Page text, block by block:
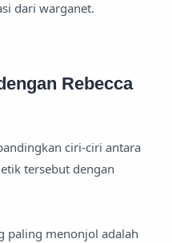
dari warganet.
Rebecca
ciri-ciri antara
tersebut dengan
paling menonjol adalah